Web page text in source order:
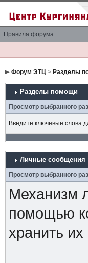
Правила форума
Форум ЭТЦ> Разделы
Разделы помощи
Просмотр выбранного
Введите ключевые слова
Личные сообщения
Просмотр выбранного
Механизм
помощью
хранить